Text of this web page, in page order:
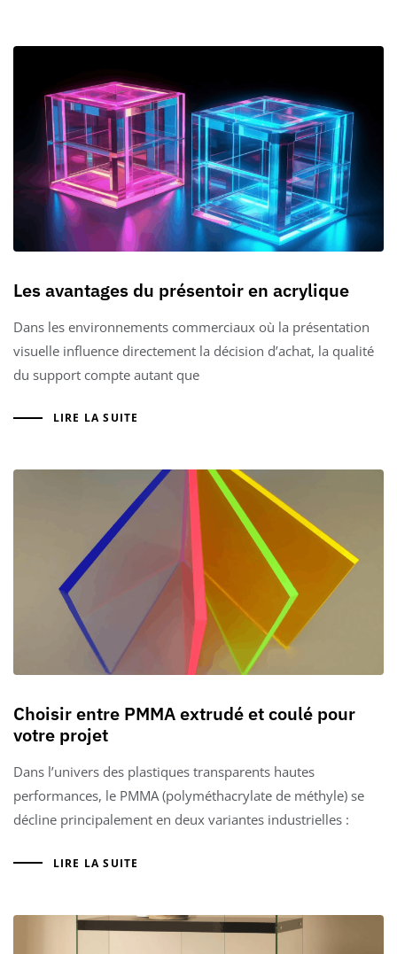
Les avantages du présentoir en acrylique
Dans les environnements commerciaux où la présentation
visuelle influence directement la décision d’achat, la qualité
du support compte autant que
LIRE LA SUITE
Choisir entre PMMA extrudé et coulé pour
votre projet
Dans l’univers des plastiques transparents hautes
performances, le PMMA (polyméthacrylate de méthyle) se
décline principalement en deux variantes industrielles :
LIRE LA SUITE